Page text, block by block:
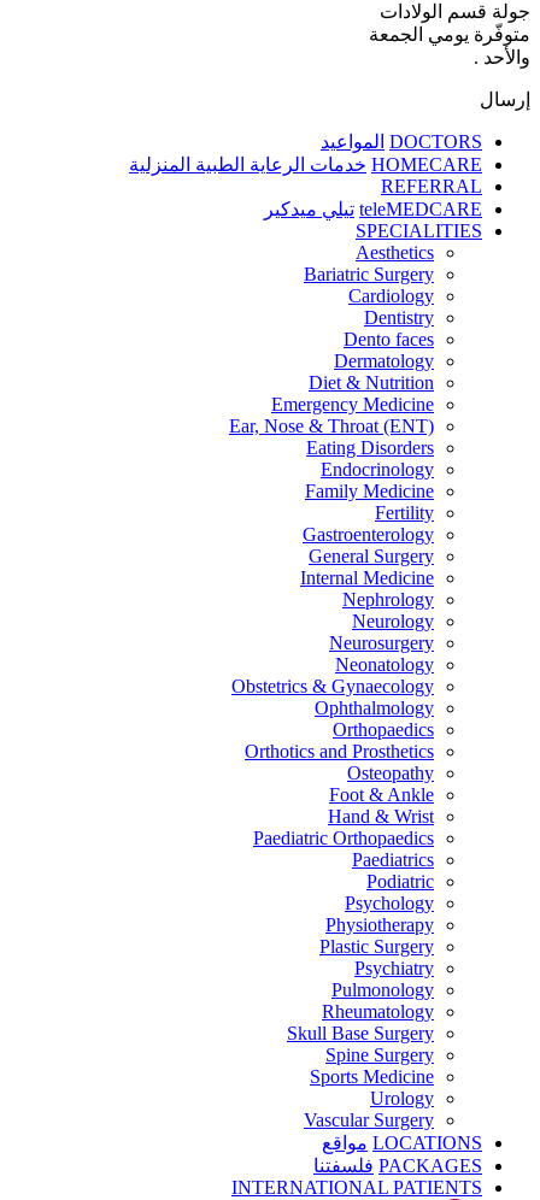
جولة قسم الولادات
متوفّرة يومي الجمعة
والأحد .
إرسال
DOCTORS المواعيد
HOMECARE خدمات الرعاية الطبية المنزلية
REFERRAL
teleMEDCARE تيلي ميدكير
SPECIALITIES
Aesthetics
Bariatric Surgery
Cardiology
Dentistry
Dento faces
Dermatology
Diet & Nutrition
Emergency Medicine
Ear, Nose & Throat (ENT)
Eating Disorders
Endocrinology
Family Medicine
Fertility
Gastroenterology
General Surgery
Internal Medicine
Nephrology
Neurology
Neurosurgery
Neonatology
Obstetrics & Gynaecology
Ophthalmology
Orthopaedics
Orthotics and Prosthetics
Osteopathy
Foot & Ankle
Hand & Wrist
Paediatric Orthopaedics
Paediatrics
Podiatric
Psychology
Physiotherapy
Plastic Surgery
Psychiatry
Pulmonology
Rheumatology
Skull Base Surgery
Spine Surgery
Sports Medicine
Urology
Vascular Surgery
LOCATIONS مواقع
PACKAGES فلسفتنا
INTERNATIONAL PATIENTS